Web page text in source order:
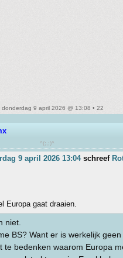
donderdag 9 april 2026 @ 13:08 • 22
^(;,;)^
9 april 2026 13:04schreef
Europa gaat draaien.
niet.
BS? Want er is werkelijk
te bedenken waarom Europa